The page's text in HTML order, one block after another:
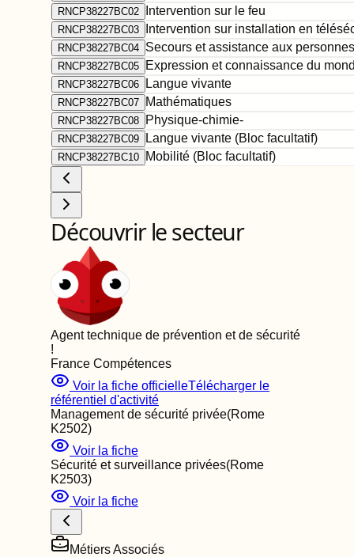
RNCP38227BC02 Intervention sur le feu
RNCP38227BC03 Intervention sur installation en
RNCP38227BC04 Secours et assistance aux personnes
RNCP38227BC05 Expression et connaissance du
RNCP38227BC06 Langue vivante
RNCP38227BC07 Mathématiques
RNCP38227BC08 Physique-chimie-
RNCP38227BC09 Langue vivante (Bloc facultatif)
RNCP38227BC10 Mobilité (Bloc facultatif)
Découvrir le secteur
Agent technique de prévention et de sécurité
!
France Compétences
Voir la fiche officielleTélécharger le
référentiel d'activité
Management de sécurité privée(Rome
K2502)
Voir la fiche
Sécurité et surveillance privées(Rome
K2503)
Voir la fiche
Métiers Associés